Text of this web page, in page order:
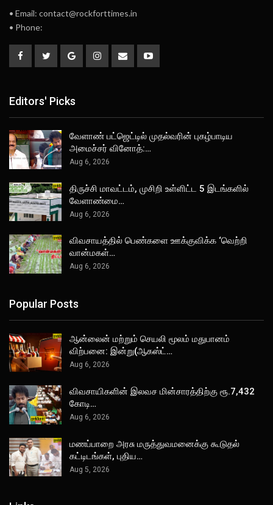
• Email: contact@rockforttimes.in
• Phone:
Editors' Picks
வேளாண் பட்ஜெட்டில் முதல்வரின் புகழ்பாடிய
அமைச்சர் வினோத்:…
Aug 6, 2026
திருச்சி மாவட்டம், முசிறி உள்ளிட்ட 5 இடங்களில்
வேளாண்மை…
Aug 6, 2026
விவசாயத்தில் பெண்களை ஊக்குவிக்க ‘வெற்றி
வான்மகள்…
Aug 6, 2026
Popular Posts
ஆன்லைன் மற்றும் செயலி மூலம் மதுபானம்
விற்பனை: இன்று(ஆகஸ்ட்…
Aug 6, 2026
விவசாயிகளின் இலவச மின்சாரத்திற்கு ரூ.7,432
கோடி…
Aug 6, 2026
மணப்பாறை அரசு மருத்துவமனைக்கு கூடுதல்
கட்டிடங்கள், புதிய…
Aug 5, 2026